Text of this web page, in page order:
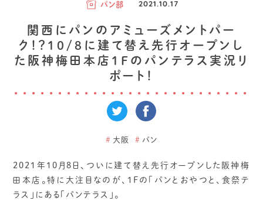
パン部 2021.10.17
関西にパンのアミューズメントパー
ク！？10/8に建て替え先行オープンし
た阪神梅田本店1Fのパンテラス実況リ
ポート！
# 大阪 # パン
2021年10月8日、ついに建て替え先行オープンした阪神梅
田本店。特に大注目なのが、1Fの「パンとおやつと、食祭テ
ラス」にある「パンテラス」。